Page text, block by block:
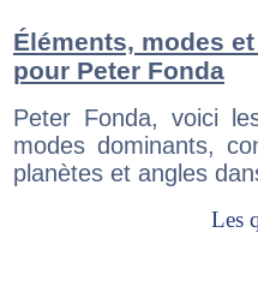
Éléments, modes
pour Peter Fonda
Peter Fonda, voici
modes dominants,
planètes et angles